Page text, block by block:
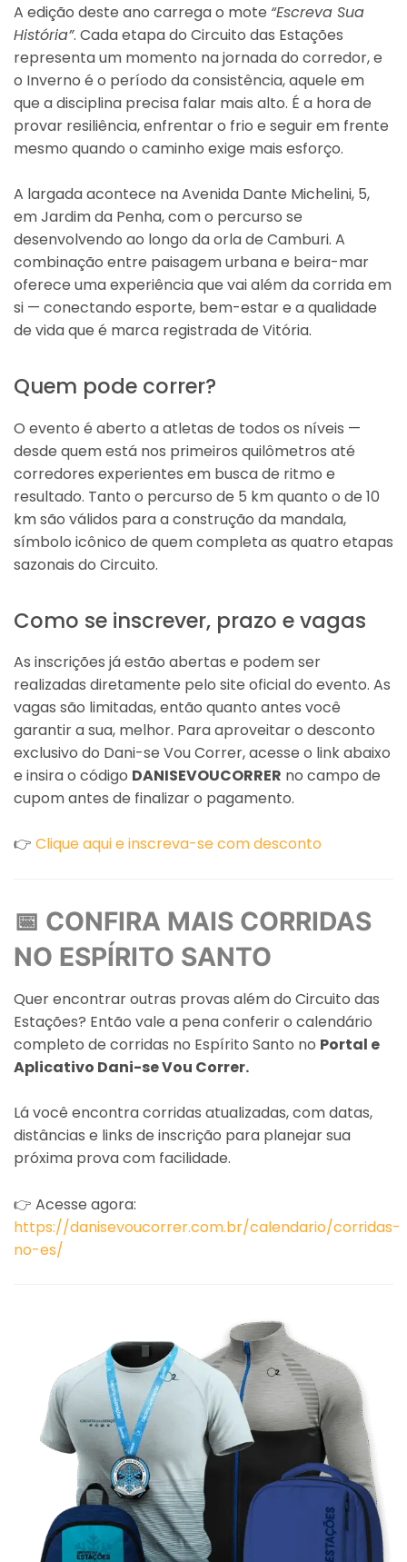
A edição deste ano carrega o mote “Escreva Sua
História”. Cada etapa do Circuito das Estações
representa um momento na jornada do corredor, e
o Inverno é o período da consistência, aquele em
que a disciplina precisa falar mais alto. É a hora de
provar resiliência, enfrentar o frio e seguir em frente
mesmo quando o caminho exige mais esforço.
A largada acontece na Avenida Dante Michelini, 5,
em Jardim da Penha, com o percurso se
desenvolvendo ao longo da orla de Camburi. A
combinação entre paisagem urbana e beira-mar
oferece uma experiência que vai além da corrida em
si — conectando esporte, bem-estar e a qualidade
de vida que é marca registrada de Vitória.
Quem pode correr?
O evento é aberto a atletas de todos os níveis —
desde quem está nos primeiros quilômetros até
corredores experientes em busca de ritmo e
resultado. Tanto o percurso de 5 km quanto o de 10
km são válidos para a construção da mandala,
símbolo icônico de quem completa as quatro etapas
sazonais do Circuito.
Como se inscrever, prazo e vagas
As inscrições já estão abertas e podem ser
realizadas diretamente pelo site oficial do evento. As
vagas são limitadas, então quanto antes você
garantir a sua, melhor. Para aproveitar o desconto
exclusivo do Dani-se Vou Correr, acesse o link abaixo
e insira o código DANISEVOUCORRER no campo de
cupom antes de finalizar o pagamento.
👉 Clique aqui e inscreva-se com desconto
📅 CONFIRA MAIS CORRIDAS
NO ESPÍRITO SANTO
Quer encontrar outras provas além do Circuito das
Estações? Então vale a pena conferir o calendário
completo de corridas no Espírito Santo no Portal e
Aplicativo Dani-se Vou Correr.
Lá você encontra corridas atualizadas, com datas,
distâncias e links de inscrição para planejar sua
próxima prova com facilidade.
👉 Acesse agora:
https://danisevoucorrer.com.br/calendario/corridas-
no-es/